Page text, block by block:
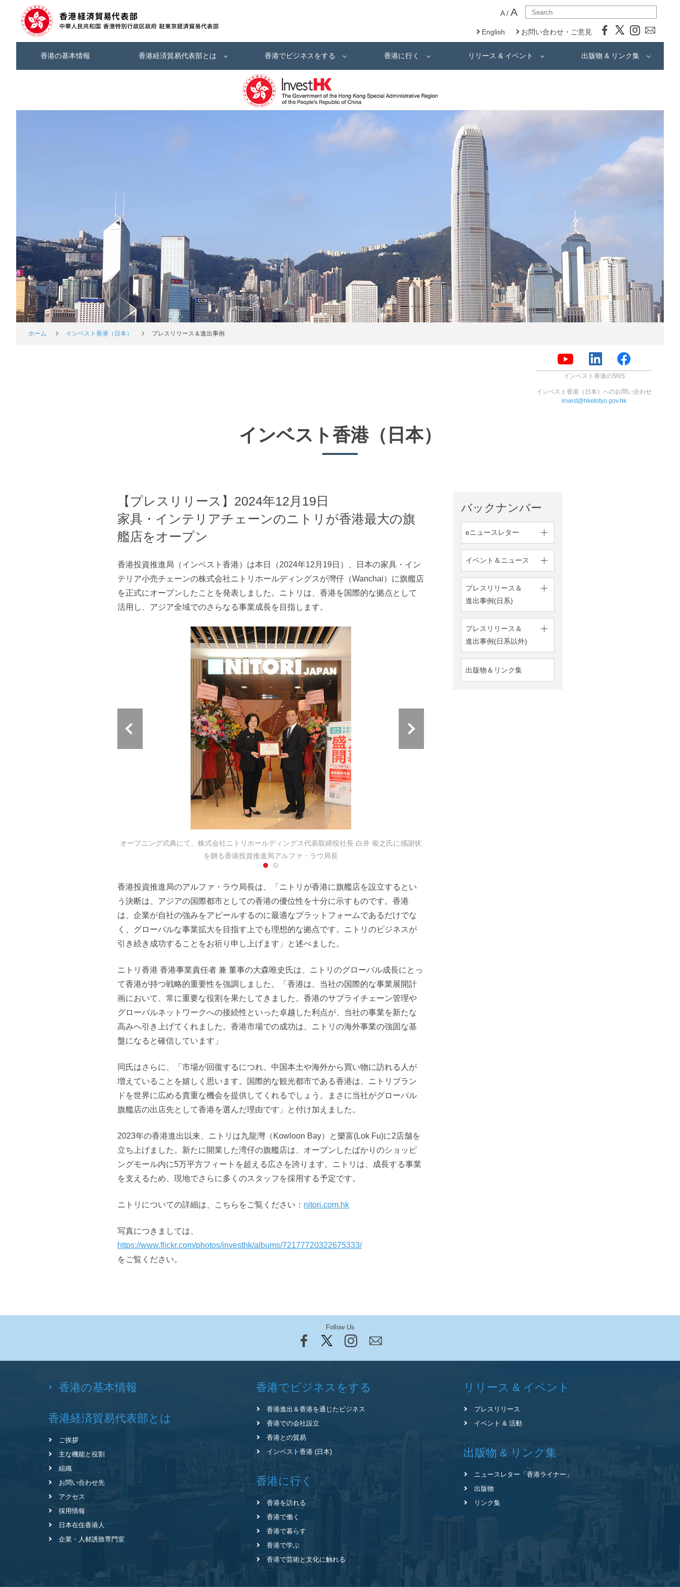
A/ A
English お問い合わせ・ご意見
香港の基本情報 香港経済貿易代表部とは 香港でビジネスをする 香港に行く リリース & イベント 出版物 & リンク集
ホーム インベスト香港（日本） プレスリリース＆進出事例
インベスト香港のSNS
インベスト香港（日本）へのお問い合わせ
invest@hketotyo.gov.hk
インベスト香港（日本）
バックナンバー
eニュースレター
イベント＆ニュース
プレスリリース＆
進出事例(日系)
プレスリリース＆
進出事例(日系以外)
出版物＆リンク集
【プレスリリース】2024年12月19日
家具・インテリアチェーンのニトリが香港最大の旗
艦店をオープン
香港投資推進局（インベスト香港）は本日（2024年12月19日）、日本の家具・イン
テリア小売チェーンの株式会社ニトリホールディングスが灣仔（Wanchai）に旗艦店
を正式にオープンしたことを発表しました。ニトリは、香港を国際的な拠点として
活用し、アジア全域でのさらなる事業成長を目指します。
オープニング式典にて、株式会社ニトリホールディングス代表取締役社長 白井 俊之氏に感謝状
を贈る香港投資推進局アルファ・ラウ局長
香港投資推進局のアルファ・ラウ局長は、「ニトリが香港に旗艦店を設立するとい
う決断は、アジアの国際都市としての香港の優位性を十分に示すものです。香港
は、企業が自社の強みをアピールするのに最適なプラットフォームであるだけでな
く、グローバルな事業拡大を目指す上でも理想的な拠点です。ニトリのビジネスが
引き続き成功することをお祈り申し上げます」と述べました。
ニトリ香港 香港事業責任者 兼 董事の大森唯史氏は、ニトリのグローバル成長にとっ
て香港が持つ戦略的重要性を強調しました。「香港は、当社の国際的な事業展開計
画において、常に重要な役割を果たしてきました。香港のサプライチェーン管理や
グローバルネットワークへの接続性といった卓越した利点が、当社の事業を新たな
高みへ引き上げてくれました。香港市場での成功は、ニトリの海外事業の強固な基
盤になると確信しています」
同氏はさらに、「市場が回復するにつれ、中国本土や海外から買い物に訪れる人が
増えていることを嬉しく思います。国際的な観光都市である香港は、ニトリブラン
ドを世界に広める貴重な機会を提供してくれるでしょう。まさに当社がグローバル
旗艦店の出店先として香港を選んだ理由です」と付け加えました。
2023年の香港進出以来、ニトリは九龍灣（Kowloon Bay）と樂富(Lok Fu)に2店舗を
立ち上げました。新たに開業した湾仔の旗艦店は、オープンしたばかりのショッピ
ングモール内に5万平方フィートを超える広さを誇ります。ニトリは、成長する事業
を支えるため、現地でさらに多くのスタッフを採用する予定です。
ニトリについての詳細は、こちらをご覧ください： nitori.com.hk
写真につきましては、
https://www.flickr.com/photos/investhk/albums/72177720322675333/
をご覧ください。
Follow Us
香港の基本情報
香港経済貿易代表部とは
ご挨拶
主な機能と役割
組織
お問い合わせ先
アクセス
採用情報
日本在住香港人
企業・人材誘致専門室
香港でビジネスをする
香港進出＆香港を通じたビジネス
香港での会社設立
香港との貿易
インベスト香港 (日本)
香港に行く
香港を訪れる
香港で働く
香港で暮らす
香港で学ぶ
香港で芸術と文化に触れる
リリース & イベント
プレスリリース
イベント & 活動
出版物 & リンク集
ニュースレター 「香港ライナー」
出版物
リンク集